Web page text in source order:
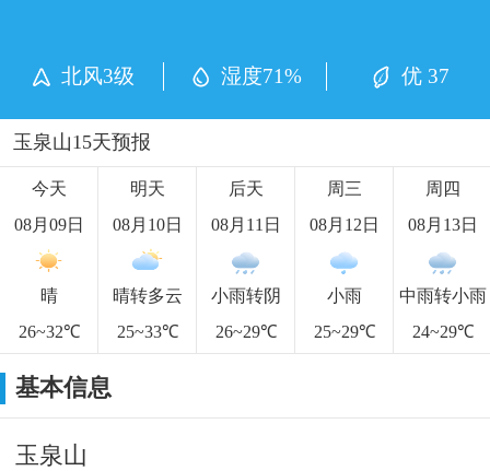
北风3级 湿度71% 优 37
玉泉山15天预报
今天
08月09日
晴
26~32℃
明天
08月10日
晴转多云
25~33℃
后天
08月11日
小雨转阴
26~29℃
周三
08月12日
小雨
25~29℃
周四
08月13日
中雨转小雨
24~29℃
基本信息
玉泉山